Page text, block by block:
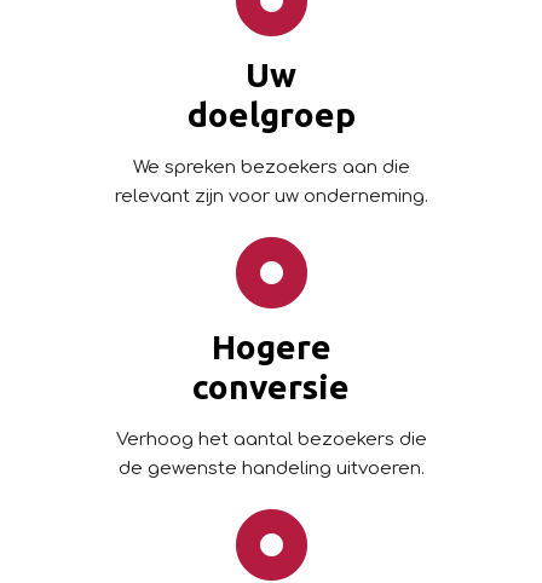
Uw
doelgroep
We spreken bezoekers aan die
relevant zijn voor uw onderneming.
Hogere
conversie
Verhoog het aantal bezoekers die
de gewenste handeling uitvoeren.